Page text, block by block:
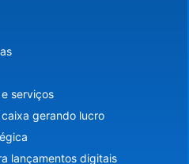
serviços
gerando lucro
lançamentos digitais